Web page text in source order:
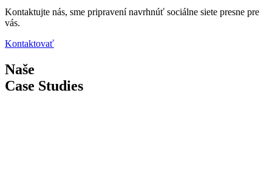
Kontaktujte nás, sme pripravení navrhnúť sociálne siete presne pre
vás.
Kontaktovať
Naše
Case Studies